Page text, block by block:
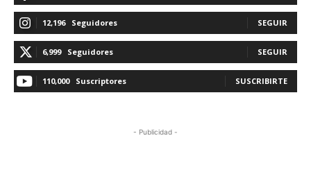
12,196 Seguidores SEGUIR
6,999 Seguidores SEGUIR
110,000 Suscriptores SUSCRIBIRTE
- Publicidad -